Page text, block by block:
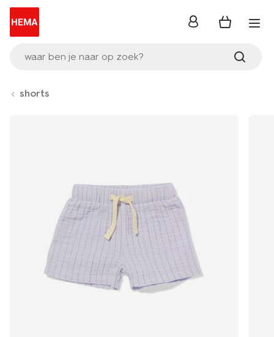
waar ben je naar op zoek?
inloggen
shorts